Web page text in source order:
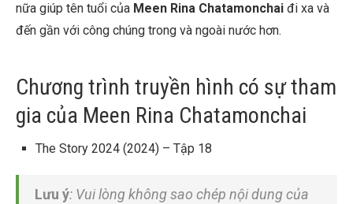
nữa giúp tên tuổi của Meen Rina Chatamonchai đi xa và
đến gần với công chúng trong và ngoài nước hơn.
Chương trình truyền hình có sự tham
gia của Meen Rina Chatamonchai
The Story 2024 (2024) – Tập 18
Lưu ý: Vui lòng không sao chép nội dung của